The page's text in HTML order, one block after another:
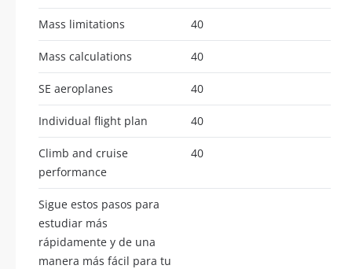
Mass limitations 40
Mass calculations 40
SE aeroplanes 40
Individual flight plan 40
Climb and cruise
performance
40
Sigue estos pasos para
estudiar más
rápidamente y de una
manera más fácil para tu